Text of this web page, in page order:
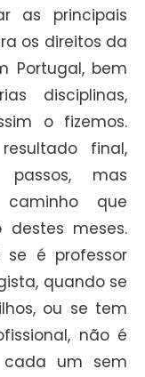
as principais
os direitos da
Portugal, bem
disciplinas,
o fizemos.
final,
passos, mas
que
destes meses.
se é professor
quando se
ou se tem
não é
cada um sem